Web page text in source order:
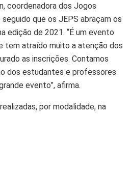
coordenadora dos Jogos
que os JEPS abraçam os
edição de 2021. “É um evento
tem atraído muito a atenção dos
as inscrições. Contamos
dos estudantes e professores
evento”, afirma.
por modalidade, na